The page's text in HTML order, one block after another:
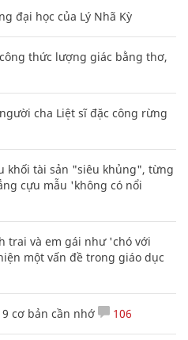
đại học của Lý Nhã Kỳ
thức lượng giác bằng thơ,
cha Liệt sĩ đặc công rừng
khối tài sản "siêu khủng", từng
cựu mẫu 'không có nổi
trai và em gái như 'chó với
một vấn đề trong giáo dục
cơ bản cần nhớ 106